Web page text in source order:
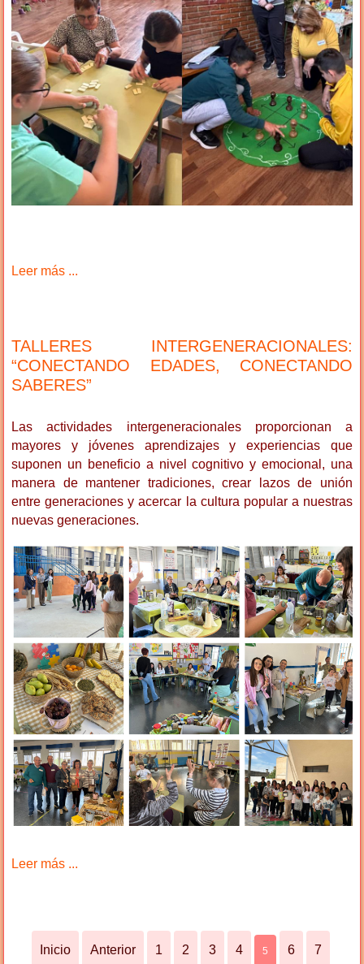
Leer más ...
TALLERES INTERGENERACIONALES:
“CONECTANDO EDADES, CONECTANDO
SABERES”
Las actividades intergeneracionales proporcionan a
mayores y jóvenes aprendizajes y experiencias que
suponen un beneficio a nivel cognitivo y emocional, una
manera de mantener tradiciones, crear lazos de unión
entre generaciones y acercar la cultura popular a nuestras
nuevas generaciones.
Leer más ...
Inicio Anterior 1 2 3 4 5 6 7